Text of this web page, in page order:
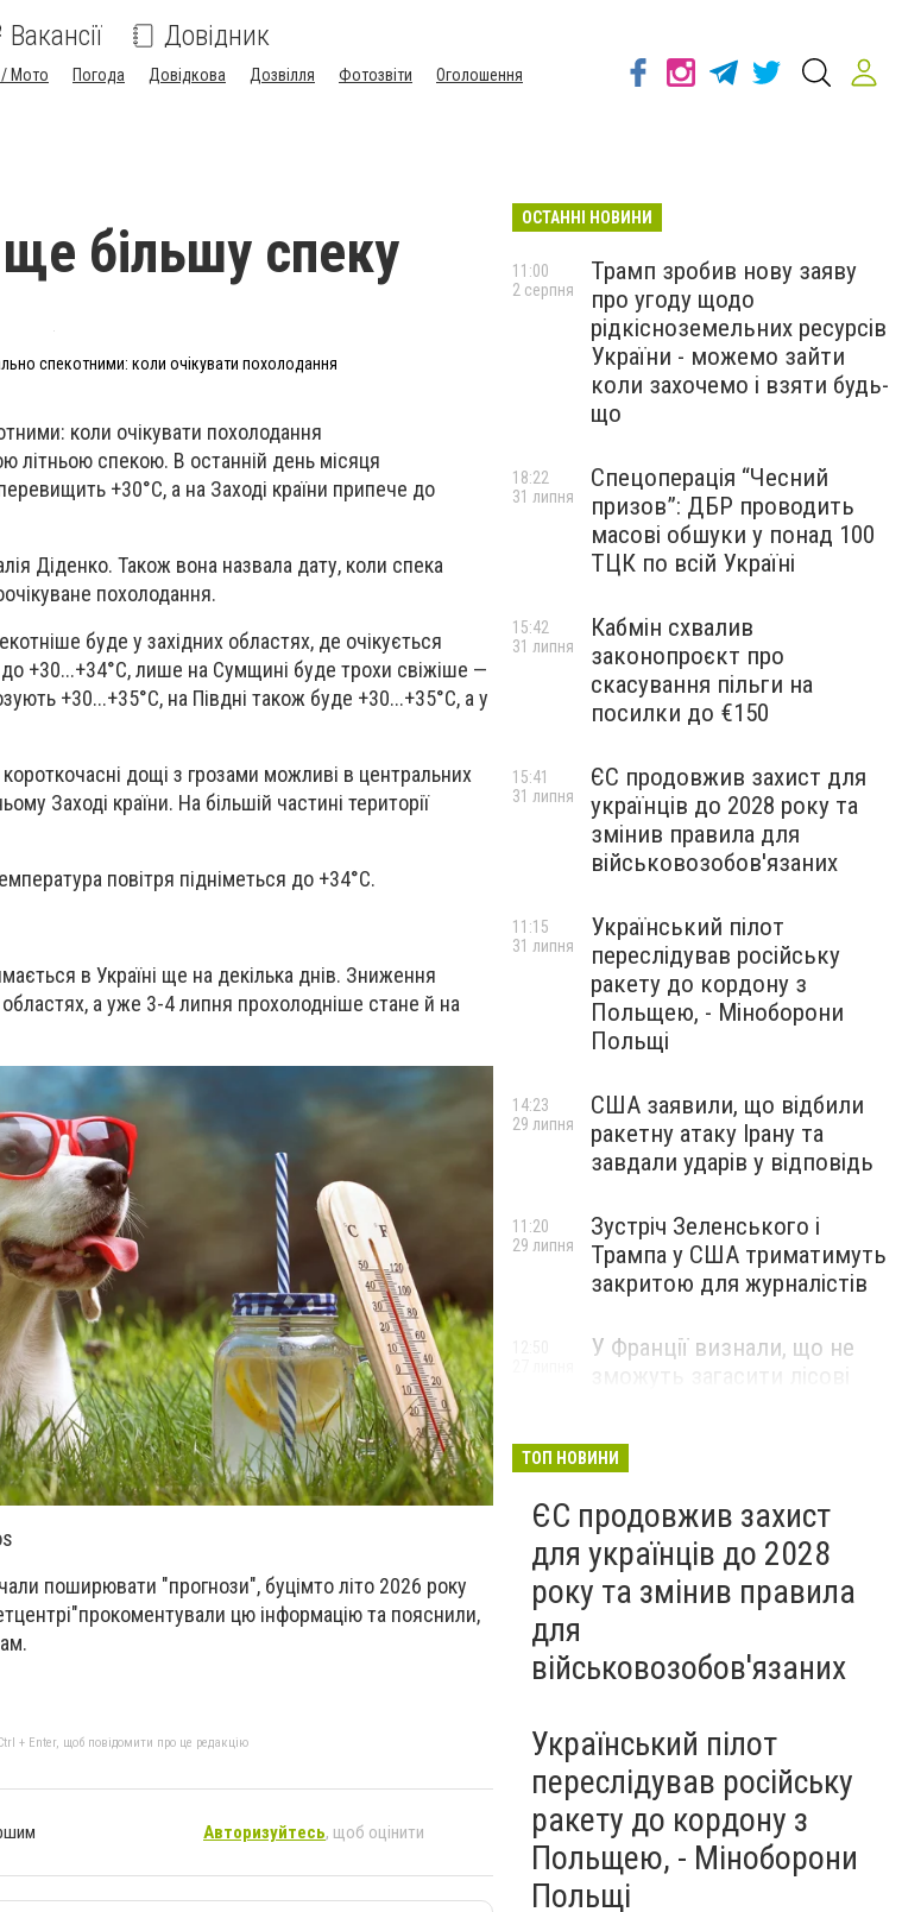
Вакансії Довідник
Мото Погода Довідкова Дозвілля Фотозвіти
Оголошення
більшу спеку
спекотними: коли очікувати похолодання
коли очікувати похолодання
літньою спекою. В останній день місяця
+30°С, а на Заході країни припече до
Діденко. Також вона назвала дату, коли спека
похолодання.
буде у західних областях, де очікується
до +30...+34°С, лише на Сумщині буде трохи свіжіше —
+30...+35°С, на Півдні також буде +30...+35°С, а у
дощі з грозами можливі в центральних
Заході країни. На більшій частині території
повітря підніметься до +34°С.
в Україні ще на декілька днів. Зниження
а уже 3-4 липня прохолодніше стане й на
поширювати "прогнози", буцімто літо 2026 року
цю інформацію та пояснили,
+ Enter, щоб повідомити про це редакцію
Авторизуйтесь, щоб оцінити
ОСТАННІ НОВИНИ
Трамп зробив нову заяву
про угоду щодо
рідкісноземельних ресурсів
України - можемо зайти
коли захочемо і взяти будь-
що
11:00
2 серпня
Спецоперація “Чесний
призов”: ДБР проводить
масові обшуки у понад 100
ТЦК по всій Україні
18:22
31 липня
Кабмін схвалив
законопроєкт про
скасування пільги на
посилки до €150
15:42
31 липня
ЄС продовжив захист для
українців до 2028 року та
змінив правила для
військовозобов'язаних
15:41
31 липня
Український пілот
переслідував російську
ракету до кордону з
Польщею, - Міноборони
Польщі
11:15
31 липня
США заявили, що відбили
ракетну атаку Ірану та
завдали ударів у відповідь
14:23
29 липня
Зустріч Зеленського і
Трампа у США триматимуть
закритою для журналістів
11:20
29 липня
У Франції визнали, що не
ТОП НОВИНИ
ЄС продовжив захист
для українців до 2028
року та змінив правила
для
військовозобов'язаних
Український пілот
переслідував російську
ракету до кордону з
Польщею, - Міноборони
Польщі